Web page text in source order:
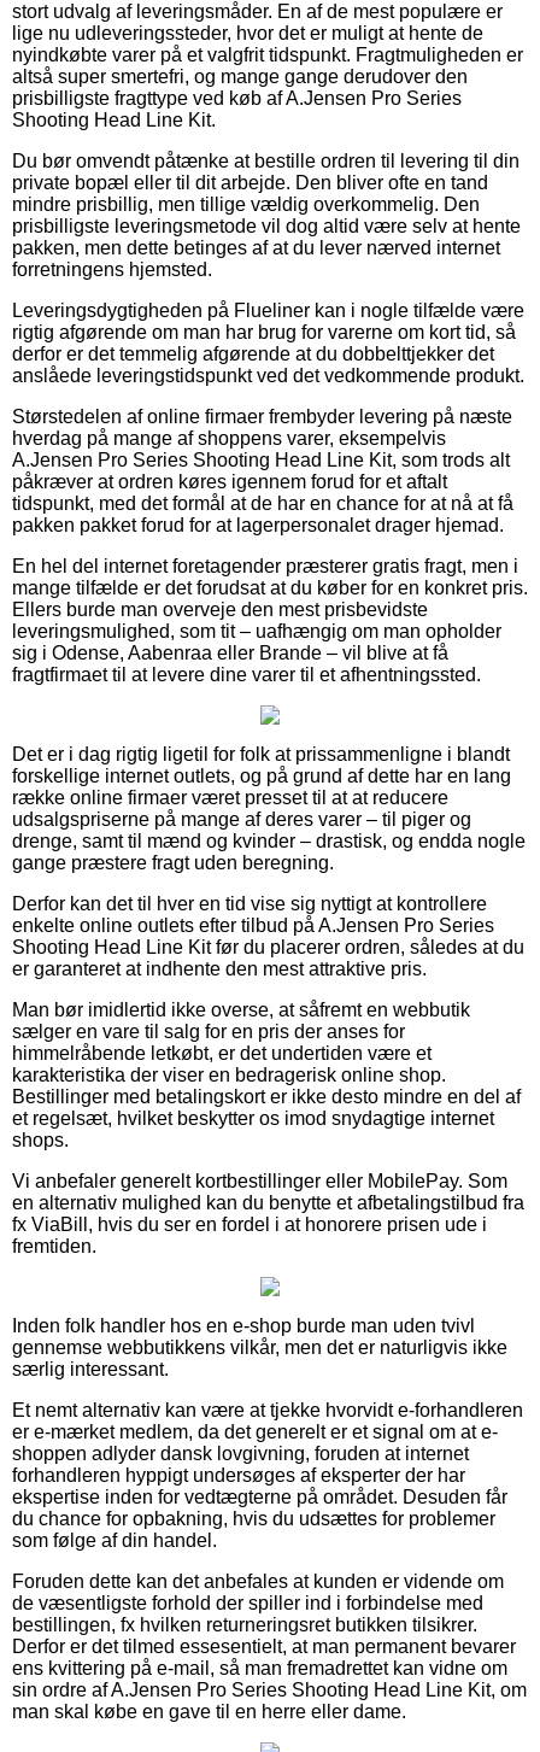
stort udvalg af leveringsmåder. En af de mest populære er
lige nu udleveringssteder, hvor det er muligt at hente de
nyindkøbte varer på et valgfrit tidspunkt. Fragtmuligheden er
altså super smertefri, og mange gange derudover den
prisbilligste fragttype ved køb af A.Jensen Pro Series
Shooting Head Line Kit.
Du bør omvendt påtænke at bestille ordren til levering til din
private bopæl eller til dit arbejde. Den bliver ofte en tand
mindre prisbillig, men tillige vældig overkommelig. Den
prisbilligste leveringsmetode vil dog altid være selv at hente
pakken, men dette betinges af at du lever nærved internet
forretningens hjemsted.
Leveringsdygtigheden på Flueliner kan i nogle tilfælde være
rigtig afgørende om man har brug for varerne om kort tid, så
derfor er det temmelig afgørende at du dobbelttjekker det
anslåede leveringstidspunkt ved det vedkommende produkt.
Størstedelen af online firmaer frembyder levering på næste
hverdag på mange af shoppens varer, eksempelvis
A.Jensen Pro Series Shooting Head Line Kit, som trods alt
påkræver at ordren køres igennem forud for et aftalt
tidspunkt, med det formål at de har en chance for at nå at få
pakken pakket forud for at lagerpersonalet drager hjemad.
En hel del internet foretagender præsterer gratis fragt, men i
mange tilfælde er det forudsat at du køber for en konkret pris.
Ellers burde man overveje den mest prisbevidste
leveringsmulighed, som tit – uafhængig om man opholder
sig i Odense, Aabenraa eller Brande – vil blive at få
fragtfirmaet til at levere dine varer til et afhentningssted.
Det er i dag rigtig ligetil for folk at prissammenligne i blandt
forskellige internet outlets, og på grund af dette har en lang
række online firmaer været presset til at at reducere
udsalgspriserne på mange af deres varer – til piger og
drenge, samt til mænd og kvinder – drastisk, og endda nogle
gange præstere fragt uden beregning.
Derfor kan det til hver en tid vise sig nyttigt at kontrollere
enkelte online outlets efter tilbud på A.Jensen Pro Series
Shooting Head Line Kit før du placerer ordren, således at du
er garanteret at indhente den mest attraktive pris.
Man bør imidlertid ikke overse, at såfremt en webbutik
sælger en vare til salg for en pris der anses for
himmelråbende letkøbt, er det undertiden være et
karakteristika der viser en bedragerisk online shop.
Bestillinger med betalingskort er ikke desto mindre en del af
et regelsæt, hvilket beskytter os imod snydagtige internet
shops.
Vi anbefaler generelt kortbestillinger eller MobilePay. Som
en alternativ mulighed kan du benytte et afbetalingstilbud fra
fx ViaBill, hvis du ser en fordel i at honorere prisen ude i
fremtiden.
Inden folk handler hos en e-shop burde man uden tvivl
gennemse webbutikkens vilkår, men det er naturligvis ikke
særlig interessant.
Et nemt alternativ kan være at tjekke hvorvidt e-forhandleren
er e-mærket medlem, da det generelt er et signal om at e-
shoppen adlyder dansk lovgivning, foruden at internet
forhandleren hyppigt undersøges af eksperter der har
ekspertise inden for vedtægterne på området. Desuden får
du chance for opbakning, hvis du udsættes for problemer
som følge af din handel.
Foruden dette kan det anbefales at kunden er vidende om
de væsentligste forhold der spiller ind i forbindelse med
bestillingen, fx hvilken returneringsret butikken tilsikrer.
Derfor er det tilmed essesentielt, at man permanent bevarer
ens kvittering på e-mail, så man fremadrettet kan vidne om
sin ordre af A.Jensen Pro Series Shooting Head Line Kit, om
man skal købe en gave til en herre eller dame.